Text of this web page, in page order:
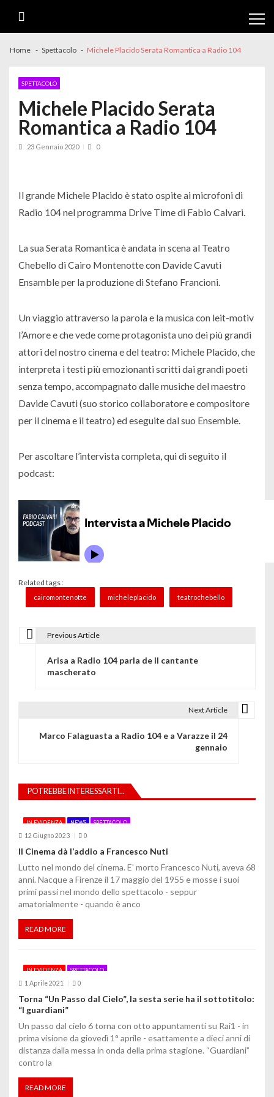
Home Spettacolo Michele Placido Serata Romantica a Radio 104
SPETTACOLO
Michele Placido Serata
Romantica a Radio 104
23 Gennaio 2020 0
Il grande Michele Placido è stato ospite ai microfoni di
Radio 104 nel programma Drive Time di Fabio Calvari.
La sua Serata Romantica è andata in scena al Teatro
Chebello di Cairo Montenotte con Davide Cavuti
Ensamble per la produzione di Stefano Francioni.
Un viaggio attraverso la parola e la musica con leit-motiv
l’Amore e che vede come protagonista uno dei più grandi
attori del nostro cinema e del teatro: Michele Placido, che
interpreta i testi più emozionanti scritti dai grandi poeti
senza tempo, accompagnato dalle musiche del maestro
Davide Cavuti (suo storico collaboratore e compositore
per il cinema e il teatro) ed eseguite dal suo Ensemble.
Per ascoltare l’intervista completa, qui di seguito il
podcast:
Related tags :
cairomontenotte micheleplacido teatrochebello
i
o
n
e
a
r
c
o
l
i
Previous Article
Arisa a Radio 104 parla de Il cantante
mascherato
Next Article
Marco Falaguasta a Radio 104 e a Varazze il 24
gennaio
POTREBBE INTERESSARTI...
IN EVIDENZA NEWS SPETTACOLO
12 Giugno 2023 0
Il Cinema dà l’addio a Francesco Nuti
Lutto nel mondo del cinema. E' morto Francesco Nuti, aveva 68
anni. Nacque a Firenze il 17 maggio del 1955 e mosse i suoi
primi passi nel mondo dello spettacolo - seppur
amatorialmente - quando è anco
READ MORE
IN EVIDENZA SPETTACOLO
1 Aprile 2021 0
Torna “Un Passo dal Cielo”, la sesta serie ha il sottotitolo:
“I guardiani”
Un passo dal cielo 6 torna con otto appuntamenti su Rai1 - in
prima visione da giovedì 1° aprile - esattamente a dieci anni di
distanza dalla messa in onda della prima stagione. “Guardiani”
contro la
READ MORE